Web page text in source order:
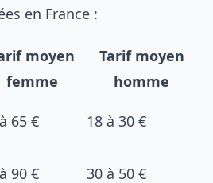
en France :
moyen
femme
Tarif moyen
homme
65 € 18 à 30 €
90 € 30 à 50 €